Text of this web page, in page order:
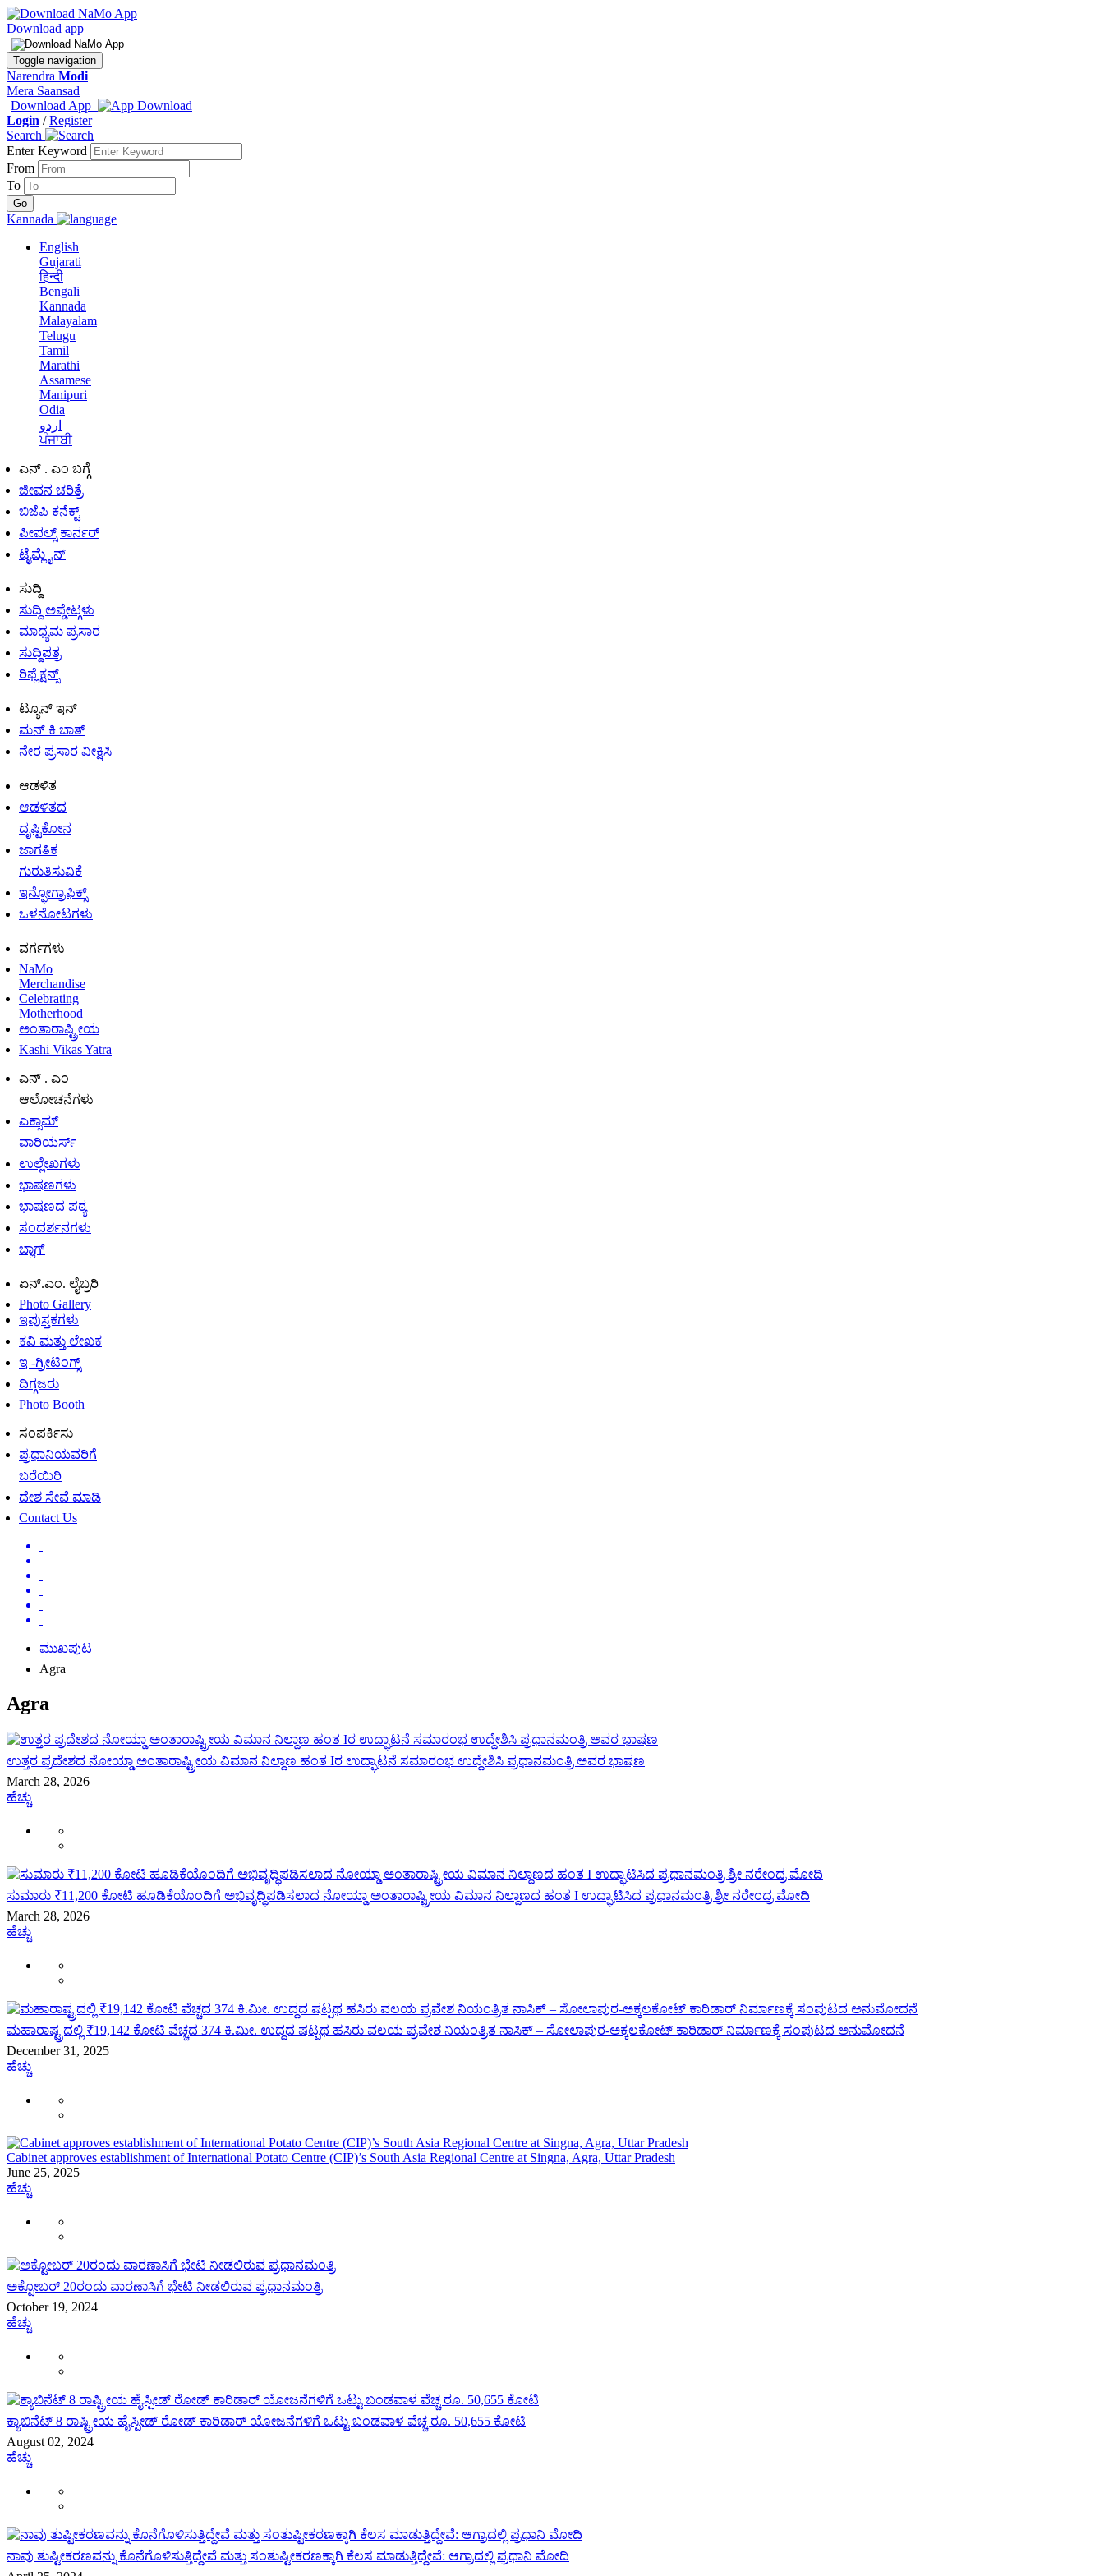
Download app
Toggle navigation
Narendra Modi
Mera Saansad
Download App
Login /Register
Search
Enter Keyword
From
To
Kannada
English
Gujarati
हिन्दी
Bengali
Kannada
Malayalam
Telugu
Tamil
Marathi
Assamese
Manipuri
Odia
اردو
ਪੰਜਾਬੀ
ಎನ್ . ಎಂ ಬಗ್ಗೆ
ಜೀವನ ಚರಿತ್ರೆ
ಬಿಜೆಪಿ ಕನೆಕ್ಟ್
ಪೀಪಲ್ಸ್ ಕಾರ್ನರ್
ಟೈಮ್ಲೈನ್
ಸುದ್ದಿ
ಸುದ್ದಿ ಅಪ್ಡೇಟ್ಗಳು
ಮಾಧ್ಯಮ ಪ್ರಸಾರ
ಸುದ್ದಿಪತ್ರ
ರಿಫ್ಲೆಕ್ಷನ್ಸ್
ಟ್ಯೂನ್ ಇನ್
ಮನ್ ಕಿ ಬಾತ್
ನೇರ ಪ್ರಸಾರ ವೀಕ್ಷಿಸಿ
ಆಡಳಿತ
ಆಡಳಿತದ
ದೃಷ್ಟಿಕೋನ
ಜಾಗತಿಕ
ಗುರುತಿಸುವಿಕೆ
ಇನ್ಫೋಗ್ರಾಫಿಕ್ಸ್
ಒಳನೋಟಗಳು
ವರ್ಗಗಳು
NaMo
Merchandise
Celebrating
Motherhood
ಅಂತಾರಾಷ್ಟ್ರೀಯ
Kashi Vikas Yatra
ಎನ್ . ಎಂ
ಆಲೋಚನೆಗಳು
ಎಕ್ಸಾಮ್
ವಾರಿಯರ್ಸ್
ಉಲ್ಲೇಖಗಳು
ಭಾಷಣಗಳು
ಭಾಷಣದ ಪಠ್ಯ
ಸಂದರ್ಶನಗಳು
ಬ್ಲಾಗ್
ಏನ್.ಎಂ. ಲೈಬ್ರರಿ
Photo Gallery
ಇಪುಸ್ತಕಗಳು
ಕವಿ ಮತ್ತು ಲೇಖಕ
ಇ -ಗ್ರೀಟಿಂಗ್ಸ್
ದಿಗ್ಗಜರು
Photo Booth
ಸಂಪರ್ಕಿಸು
ಪ್ರಧಾನಿಯವರಿಗೆ
ಬರೆಯಿರಿ
ದೇಶ ಸೇವೆ ಮಾಡಿ
Contact Us
ಮುಖಪುಟ
Agra
Agra
ಉತ್ತರ ಪ್ರದೇಶದ ನೋಯ್ಡಾ ಅಂತಾರಾಷ್ಟ್ರೀಯ ವಿಮಾನ ನಿಲ್ದಾಣ ಹಂತ Iರ ಉದ್ಘಾಟನೆ ಸಮಾರಂಭ ಉದ್ದೇಶಿಸಿ ಪ್ರಧಾನಮಂತ್ರಿ ಅವರ ಭಾಷಣ
March 28, 2026
ಹೆಚ್ಚು
ಸುಮಾರು ₹11,200 ಕೋಟಿ ಹೂಡಿಕೆಯೊಂದಿಗೆ ಅಭಿವೃದ್ಧಿಪಡಿಸಲಾದ ನೋಯ್ಡಾ ಅಂತಾರಾಷ್ಟ್ರೀಯ ವಿಮಾನ ನಿಲ್ದಾಣದ ಹಂತ I ಉದ್ಘಾಟಿಸಿದ ಪ್ರಧಾನಮಂತ್ರಿ ಶ್ರೀ ನರೇಂದ್ರ ಮೋದಿ
March 28, 2026
ಹೆಚ್ಚು
ಮಹಾರಾಷ್ಟ್ರದಲ್ಲಿ ₹19,142 ಕೋಟಿ ವೆಚ್ಚದ 374 ಕಿ.ಮೀ. ಉದ್ದದ ಷಟ್ಪಥ ಹಸಿರು ವಲಯ ಪ್ರವೇಶ ನಿಯಂತ್ರಿತ ನಾಸಿಕ್ – ಸೋಲಾಪುರ-ಅಕ್ಕಲಕೋಟ್ ಕಾರಿಡಾರ್ ನಿರ್ಮಾಣಕ್ಕೆ ಸಂಪುಟದ ಅನುಮೋದನೆ
December 31, 2025
ಹೆಚ್ಚು
Cabinet approves establishment of International Potato Centre (CIP)’s South Asia Regional Centre at Singna, Agra, Uttar Pradesh
June 25, 2025
ಹೆಚ್ಚು
ಅಕ್ಟೋಬರ್ 20ರಂದು ವಾರಣಾಸಿಗೆ ಭೇಟಿ ನೀಡಲಿರುವ ಪ್ರಧಾನಮಂತ್ರಿ
October 19, 2024
ಹೆಚ್ಚು
ಕ್ಯಾಬಿನೆಟ್ 8 ರಾಷ್ಟ್ರೀಯ ಹೈಸ್ಪೀಡ್ ರೋಡ್ ಕಾರಿಡಾರ್ ಯೋಜನೆಗಳಿಗೆ ಒಟ್ಟು ಬಂಡವಾಳ ವೆಚ್ಚ ರೂ. 50,655 ಕೋಟಿ
August 02, 2024
ಹೆಚ್ಚು
ನಾವು ತುಷ್ಟೀಕರಣವನ್ನು ಕೊನೆಗೊಳಿಸುತ್ತಿದ್ದೇವೆ ಮತ್ತು ಸಂತುಷ್ಟೀಕರಣಕ್ಕಾಗಿ ಕೆಲಸ ಮಾಡುತ್ತಿದ್ದೇವೆ: ಆಗ್ರಾದಲ್ಲಿ ಪ್ರಧಾನಿ ಮೋದಿ